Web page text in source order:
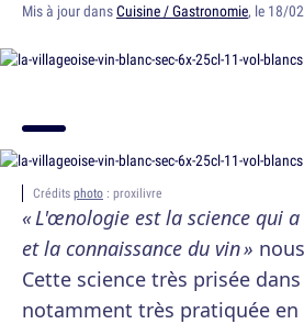
Mis à jour dansCuisine / Gastronomie, le 18/
Crédits photo : proxilivre
« L'œnologie est la science qui
et la connaissance du vin »
Cette science très prisée
notamment très pratiquée en